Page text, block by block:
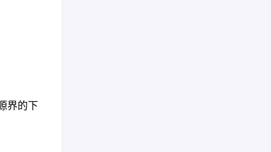
界的下